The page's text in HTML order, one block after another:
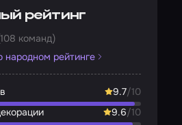
рейтинг
команд)
народном рейтинге
9.7/10
9.6/10